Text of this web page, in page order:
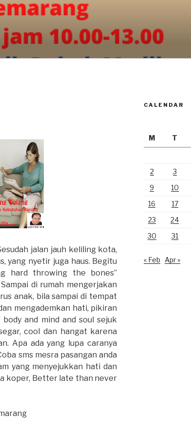
jalan jauh keliling kota,
yang nyetir juga haus. Begitu
hard throwing the bones”
di rumah mengerjakan
anak, bila sampai di tempat
mengademkan hati, pikiran
and mind and soul sejuk
cool dan hangat karena
Apa ada yang lupa caranya
sms mesra pasangan anda
yang menyejukkan hati dan
koper, Better late than never
CALENDAR
M
T
2
3
9
10
16
17
23
24
30
31
« Feb Apr »